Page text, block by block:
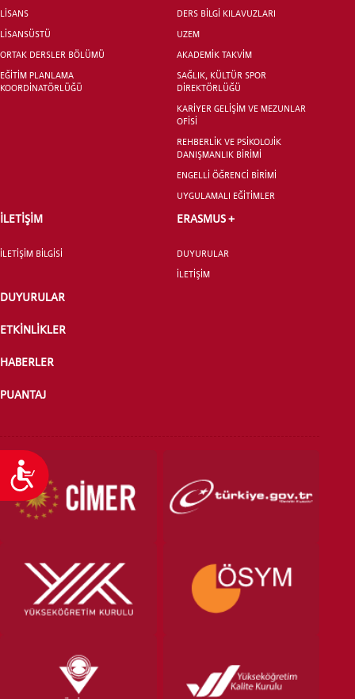
Ulaşılabilirlik
LİSANS ADAY ÖĞRENCİ
LİSANS
LİSANSÜSTÜ
ORTAK DERSLER BÖLÜMÜ
EĞİTİM PLANLAMA
KOORDİNATÖRLÜĞÜ
DERS BİLGİ KILAVUZLARI
UZEM
AKADEMİK TAKVİM
SAĞLIK, KÜLTÜR SPOR
DİREKTÖRLÜĞÜ
KARİYER GELİŞİM VE MEZUNLAR
OFİSİ
REHBERLİK VE PSİKOLOJİK
DANIŞMANLIK BİRİMİ
ENGELLİ ÖĞRENCİ BİRİMİ
UYGULAMALI EĞİTİMLER
İLETİŞİM
İLETİŞİM BİLGİSİ
ERASMUS +
DUYURULAR
İLETİŞİM
DUYURULAR
ETKİNLİKLER
HABERLER
PUANTAJ